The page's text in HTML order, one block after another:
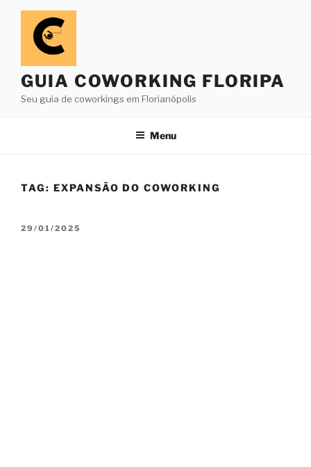
Pular
conteúdo
GUIA COWORKING FLORIPA
Seu guia de coworkings em Florianópolis
Menu
TAG: EXPANSÃO DO COWORKING
PUBLICADO
29/01/2025